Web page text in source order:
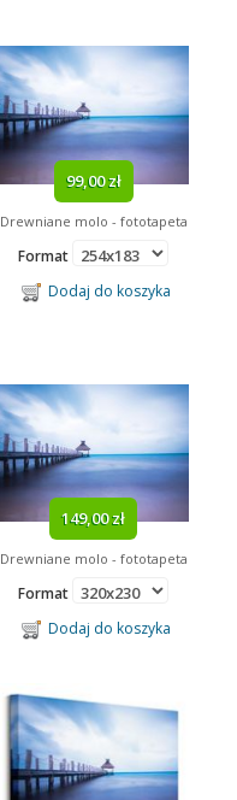
99,00 zł
Drewniane molo - fototapeta
Format
Dodaj do koszyka
149,00 zł
Drewniane molo - fototapeta
Format
Dodaj do koszyka